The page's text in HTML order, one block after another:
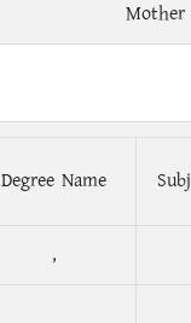
Mother
Degree Name
,